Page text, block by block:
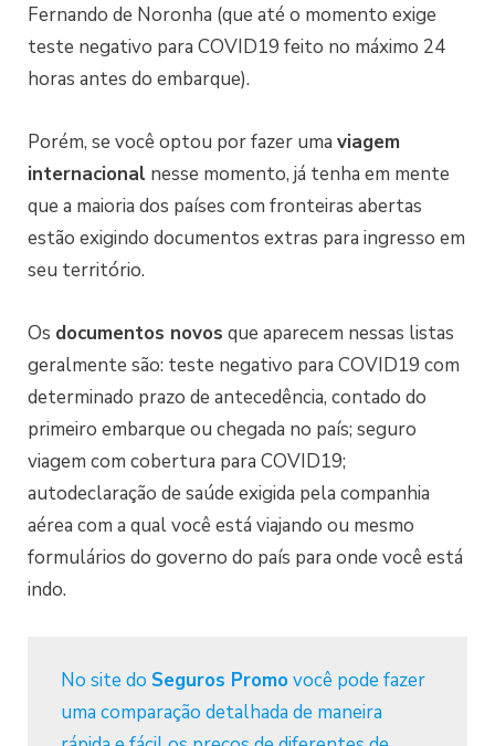
Fernando de Noronha (que até o momento exige
teste negativo para COVID19 feito no máximo 24
horas antes do embarque).
Porém, se você optou por fazer uma viagem
internacional nesse momento, já tenha em mente
que a maioria dos países com fronteiras abertas
estão exigindo documentos extras para ingresso em
seu território.
Os documentos novos que aparecem nessas listas
geralmente são: teste negativo para COVID19 com
determinado prazo de antecedência, contado do
primeiro embarque ou chegada no país; seguro
viagem com cobertura para COVID19;
autodeclaração de saúde exigida pela companhia
aérea com a qual você está viajando ou mesmo
formulários do governo do país para onde você está
indo.
No site do Seguros Promovocê pode fazer
uma comparação detalhada de maneira